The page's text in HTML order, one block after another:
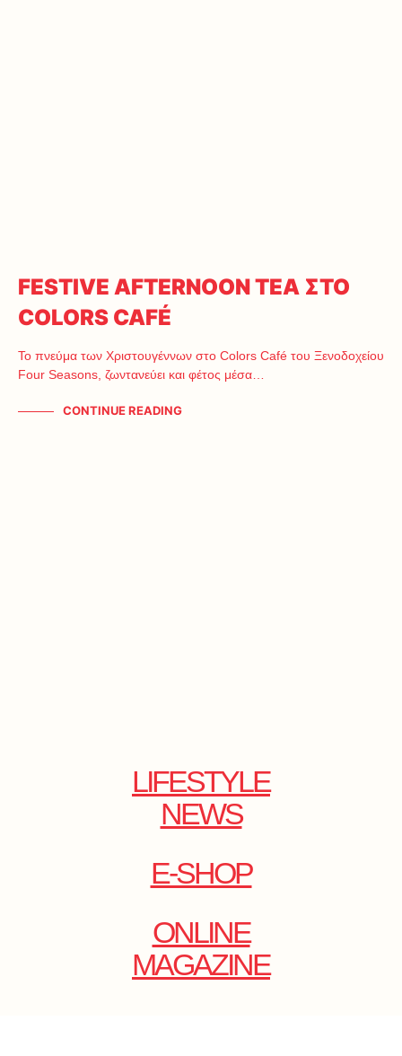
FESTIVE AFTERNOON TEA ΣΤΟ
COLORS CAFÉ
Το πνεύμα των Χριστουγέννων στο Colors Café του Ξενοδοχείου
Four Seasons, ζωντανεύει και φέτος μέσα…
CONTINUE READING
LIFESTYLE
NEWS
E-SHOP
ONLINE
MAGAZINE